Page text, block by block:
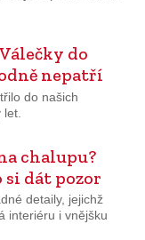
do
nepatří
do našich
chalupu?
si dát pozor
detaily, jejichž
interiéru i vnějšku